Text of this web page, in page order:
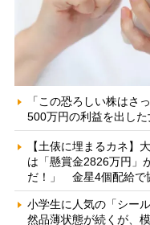
「この恐ろしい株はさ
500万円の利益を出した
【土俵に埋まるカネ】
は「懸賞金2826万円」
だ！」 金星4個配給で
小学生に人気の「シー
然品薄状態が続くが、